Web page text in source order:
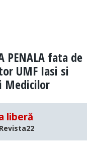
PENALA fata de
UMF Iasi si
Medicilor
liberă